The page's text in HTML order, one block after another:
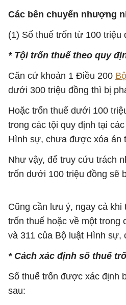
Các bên chuyển nhượng
(1) Số thuế trốn từ 100
* Tội trốn thuế theo quy
Căn cứ khoản 1 Điều 200
dưới 300 triệu đồng thì bị
Hoặc trốn thuế dưới 100
trong các tội quy định tại
Hình sự, chưa được xóa án
Như vậy, để truy cứu trách
trốn dưới 100 triệu đồng sẽ
Cũng cần lưu ý, ngay cả
trốn thuế hoặc về một trong
và 311 của Bộ luật Hình
* Cách xác định số thuế
Số thuế trốn được xác định
sau: